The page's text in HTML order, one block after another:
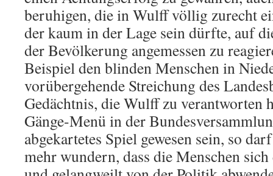
beruhigen, die in Wulff völlig zurecht
der kaum in der Lage sein dürfte, auf
der Bevölkerung angemessen zu
Beispiel den blinden Menschen in
vorübergehende Streichung des
Gedächtnis, die Wulff zu verantworten
Gänge-Menü in der
abgekartetes Spiel gewesen sein, so
mehr wundern, dass die Menschen